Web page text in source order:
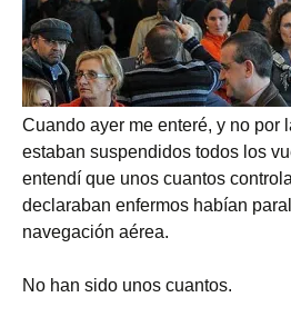
Cuando ayer me enteré, y no por
estaban suspendidos todos los
entendí que unos cuantos
declaraban enfermos habían
navegación aérea.
No han sido unos cuantos.